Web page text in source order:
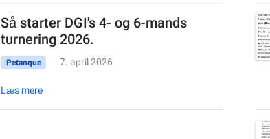
Så starter DGI's 4- og 6-mands
turnering 2026.
Petanque 7. april 2026
Læs mere